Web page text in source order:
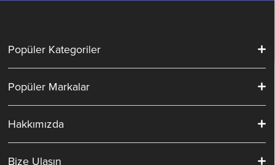
Popüler Kategoriler
Popüler Markalar
Hakkımızda
Bize Ulaşın